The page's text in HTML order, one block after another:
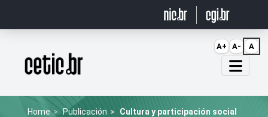
Página inicial
Home Publicación Cultura y participación social
A+ A- A